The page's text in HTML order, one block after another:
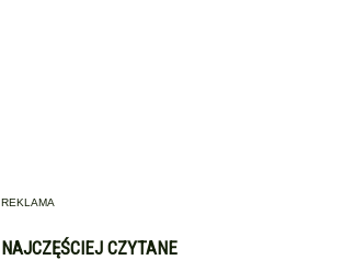
REKLAMA
NAJCZĘŚCIEJ CZYTANE